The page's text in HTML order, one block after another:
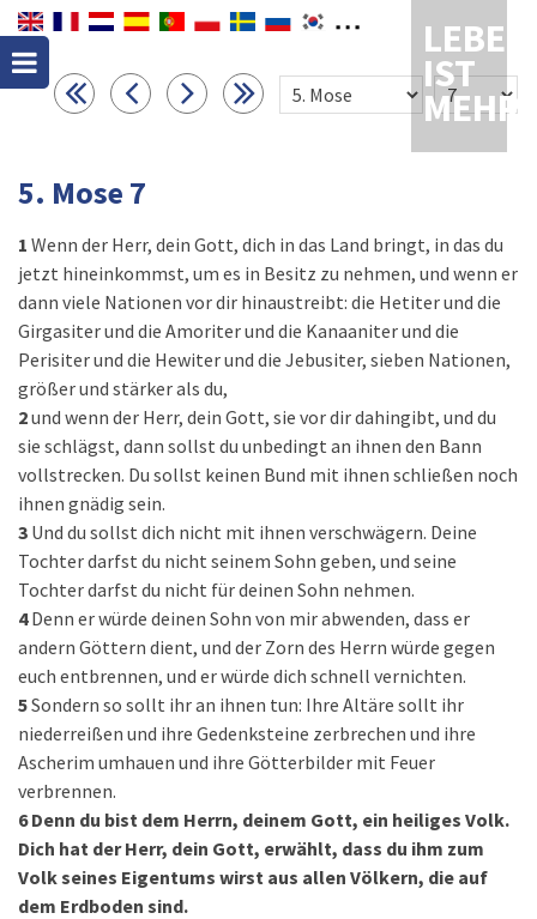
LEBEN
IST
MEHR
5. Mose 7
1 Wenn der Herr, dein Gott, dich in das Land bringt, in das du
jetzt hineinkommst, um es in Besitz zu nehmen, und wenn er
dann viele Nationen vor dir hinaustreibt: die Hetiter und die
Girgasiter und die Amoriter und die Kanaaniter und die
Perisiter und die Hewiter und die Jebusiter, sieben Nationen,
größer und stärker als du,
2und wenn der Herr, dein Gott, sie vor dir dahingibt, und du
sie schlägst, dann sollst du unbedingt an ihnen den Bann
vollstrecken. Du sollst keinen Bund mit ihnen schließen noch
ihnen gnädig sein.
3 Und du sollst dich nicht mit ihnen verschwägern. Deine
Tochter darfst du nicht seinem Sohn geben, und seine
Tochter darfst du nicht für deinen Sohn nehmen.
4 Denn er würde deinen Sohn von mir abwenden, dass er
andern Göttern dient, und der Zorn des Herrn würde gegen
euch entbrennen, und er würde dich schnell vernichten.
5Sondern so sollt ihr an ihnen tun: Ihre Altäre sollt ihr
niederreißen und ihre Gedenksteine zerbrechen und ihre
Ascherim umhauen und ihre Götterbilder mit Feuer
verbrennen.
6 Denn du bist dem Herrn, deinem Gott, ein heiliges Volk.
Dich hat der Herr, dein Gott, erwählt, dass du ihm zum
Volk seines Eigentums wirst aus allen Völkern, die auf
dem Erdboden sind.